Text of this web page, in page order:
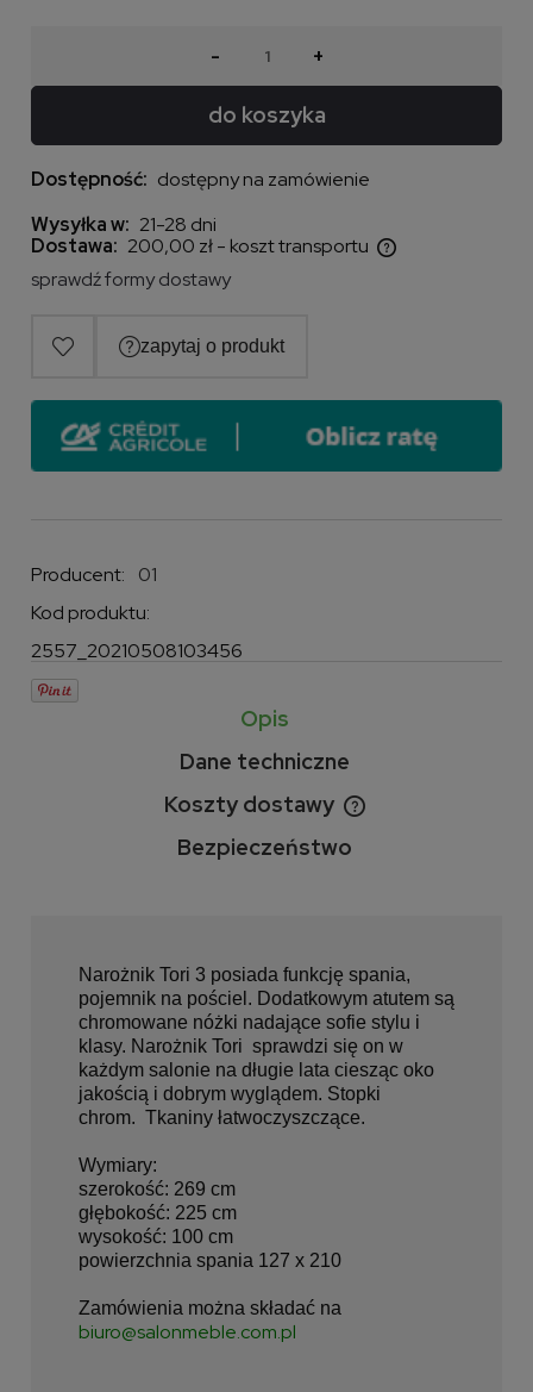
- +
do koszyka
Dostępność: dostępny na zamówienie
Wysyłka w: 21-28 dni
Dostawa: 200,00 zł- koszt transportu
Cena nie zawiera ewentualnych kosztów płatności
sprawdź formy dostawy
Producent:
01
Kod produktu:
2557_20210508103456
Opis
Dane techniczne
Koszty dostawy
Cena nie zawiera ewentualnych kosztów płatności
Bezpieczeństwo
Narożnik Tori 3 posiada funkcję spania,
pojemnik na pościel. Dodatkowym atutem są
chromowane nóżki nadające sofie stylu i
klasy. Narożnik Tori sprawdzi się on w
każdym salonie na długie lata ciesząc oko
jakością i dobrym wyglądem. Stopki
chrom. Tkaniny łatwoczyszczące.
Wymiary:
szerokość: 269 cm
głębokość: 225 cm
wysokość: 100 cm
powierzchnia spania 127 x 210
Zamówienia można składać na
biuro@salonmeble.com.pl